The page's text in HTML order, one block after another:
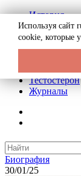
История
Биография
Криминал
Реклама на
Тестостерон
Журналы
Биография
30/01/25
Используя сайт
cookie, которые